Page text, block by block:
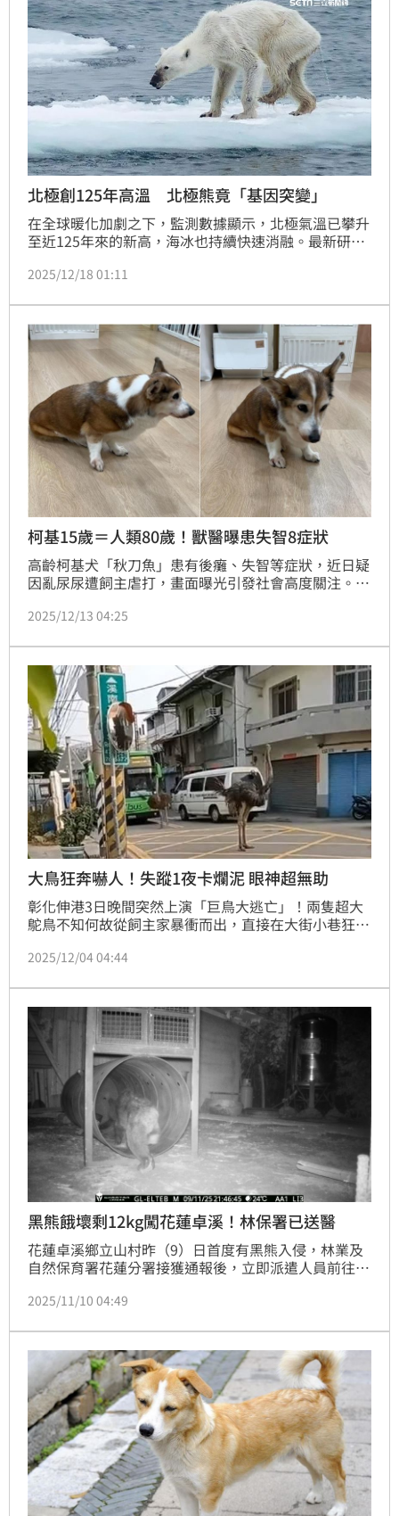
北極創125年高溫 北極熊竟「基因突變」
在全球暖化加劇之下，監測數據顯示，北極氣溫已攀升
至近125年來的新高，海冰也持續快速消融。最新研究
現變化，整個族群正透過「跳躍基因」加速調整自身
空間。
2025/12/18 01:11
柯基15歲＝人類80歲！獸醫曝患失智8症狀
高齡柯基犬「秋刀魚」患有後癱、失智等症狀，近日疑
因亂尿尿遭飼主虐打，畫面曝光引發社會高度關注。獸
心臟易受驚嚇，禁不起任何形式的暴力，甚至可能危及
發呆、吠叫增多及亂大小便等症狀。目前已有延緩犬隻
失智的藥物，最快明年將引進台灣。
2025/12/13 04:25
大鳥狂奔嚇人！失蹤1夜卡爛泥 眼神超無助
彰化伸港3日晚間突然上演「巨鳥大逃亡」！兩隻超大
鴕鳥不知何故從飼主家暴衝而出，直接在大街小巷狂
間在網路上引發討論。
2025/12/04 04:44
黑熊餓壞剩12kg闖花蓮卓溪！林保署已送醫
花蓮卓溪鄉立山村昨（9）日首度有黑熊入侵，林業及
自然保育署花蓮分署接獲通報後，立即派遣人員前往勘
分成功捕獲一隻體重僅12.3公斤、營養不良的幼年公
檢查與照護。
2025/11/10 04:49